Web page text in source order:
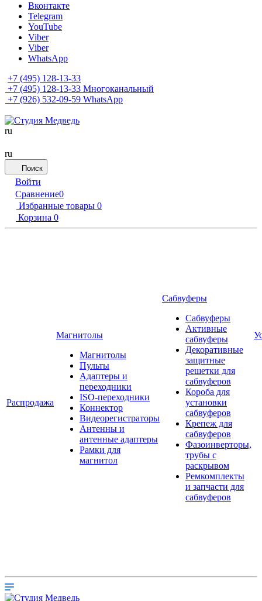
Вконтакте
Telegram
YouTube
Viber
Viber
WhatsApp
+7 (495) 128-13-33
+7 (495) 128-13-33 Многоканальный
+7 (926) 532-09-59 WhatsApp
ru
ru
Поиск
Войти
Сравнение0
Избранные товары 0
Корзина 0
Распродажа
Магнитолы
Магнитолы
Пульты
Адаптеры и
переходники
ISO-переходники
Коннектор
Видеорегистраторы
Антенны и
антенные адаптеры
Рамки для
магнитол
Сабвуферы
Сабвуферы
Активные
сабвуферы
Декоративные
защитные
решетки для
сабвуферов
Короба для
установки
сабвуферов
Крепеж для
сабвуферов
Фазоинверторы,
трубы с
раскрывом
Ремкомплекты
и запчасти для
сабвуферов